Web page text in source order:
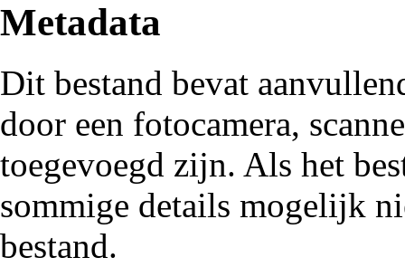
Metadata
Dit bestand bevat
door een fotocamera,
toegevoegd zijn. Als het
sommige details mogelijk
bestand.